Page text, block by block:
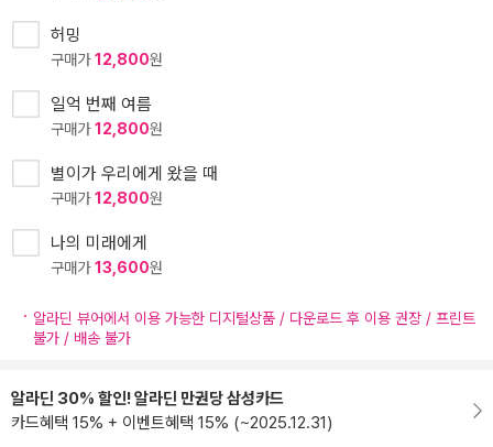
허밍
구매가12,800원
일억 번째 여름
구매가12,800원
별이가 우리에게 왔을 때
구매가12,800원
나의 미래에게
구매가13,600원
알라딘 뷰어에서 이용 가능한 디지털상품 / 다운로드 후 이용 권장 / 프린트
불가 / 배송 불가
알라딘 30% 할인! 알라딘 만권당 삼성카드
카드혜택 15% + 이벤트혜택 15% (~2025.12.31)